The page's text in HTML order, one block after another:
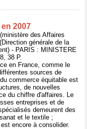
2007
des Affaires
générale de la
- PARIS : MINISTERE
38 P.
en France, comme le
sources de
commerce équitable est
de nouvelles
du chiffre d'affaires. Le
entreprises et de
demeurent des
et le textile ;
encore à consolider.